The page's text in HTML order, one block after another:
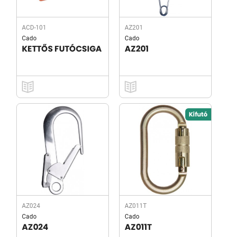
ACD-101
Cado
KETTŐS FUTÓCSIGA
AZ201
Cado
AZ201
AZ024
Cado
AZ024
Kifutó
AZ011T
Cado
AZ011T